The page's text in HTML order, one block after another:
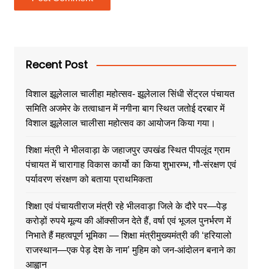
Recent Post
विशाल झूलेलाल चालीहा महोत्सव- झूलेलाल सिंधी सेंट्रल पंचायत
समिति अजमेर के तत्वाधान में नगीना बाग स्थित जतोई दरबार में
विशाल झूलेलाल चालीसा महोत्सव का आयोजन किया गया।
शिक्षा मंत्री ने भीलवाड़ा के जहाजपुर उपखंड स्थित पीपलूंद ग्राम
पंचायत में चारागाह विकास कार्यो का किया शुभारम्भ, गौ-संरक्षण एवं
पर्यावरण संरक्षण को बताया प्राथमिकता
शिक्षा एवं पंचायतीराज मंत्री रहे भीलवाड़ा जिले के दौरे पर—पेड़
करोड़ों रुपये मूल्य की ऑक्सीजन देते हैं, वर्षा एवं भूजल पुनर्भरण में
निभाते हैं महत्वपूर्ण भूमिका — शिक्षा मंत्रीमुख्यमंत्री की ‘हरियालो
राजस्थान—एक पेड़ देश के नाम’ मुहिम को जन-आंदोलन बनाने का
आह्वान